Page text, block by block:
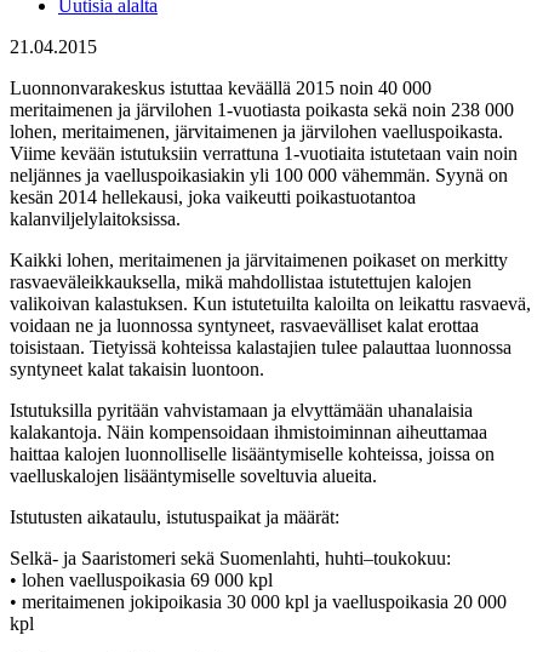
Uutisia alalta
21.04.2015
Luonnonvarakeskus istuttaa keväällä 2015 noin 40 000
meritaimenen ja järvilohen 1-vuotiasta poikasta sekä noin 238 000
lohen, meritaimenen, järvitaimenen ja järvilohen vaelluspoikasta.
Viime kevään istutuksiin verrattuna 1-vuotiaita istutetaan vain noin
neljännes ja vaelluspoikasiakin yli 100 000 vähemmän. Syynä on
kesän 2014 hellekausi, joka vaikeutti poikastuotantoa
kalanviljelylaitoksissa.
Kaikki lohen, meritaimenen ja järvitaimenen poikaset on merkitty
rasvaeväleikkauksella, mikä mahdollistaa istutettujen kalojen
valikoivan kalastuksen. Kun istutetuilta kaloilta on leikattu rasvaevä,
voidaan ne ja luonnossa syntyneet, rasvaevälliset kalat erottaa
toisistaan. Tietyissä kohteissa kalastajien tulee palauttaa luonnossa
syntyneet kalat takaisin luontoon.
Istutuksilla pyritään vahvistamaan ja elvyttämään uhanalaisia
kalakantoja. Näin kompensoidaan ihmistoiminnan aiheuttamaa
haittaa kalojen luonnolliselle lisääntymiselle kohteissa, joissa on
vaelluskalojen lisääntymiselle soveltuvia alueita.
Istutusten aikataulu, istutuspaikat ja määrät:
Selkä- ja Saaristomeri sekä Suomenlahti, huhti–toukokuu:
• lohen vaelluspoikasia 69 000 kpl
• meritaimenen jokipoikasia 30 000 kpl ja vaelluspoikasia 20 000
kpl